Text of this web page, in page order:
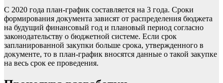
С 2020 года план-график составляется на 3 года. Сроки
формирования документа зависят от распределения бюджета
на будущий финансовый год и плановый период согласно
законодательству о бюджетной системе. Если срок
запланированной закупки больше срока, утвержденного в
документе, то в план-график вносятся данные о такой закупке
на весь срок ее проведения.